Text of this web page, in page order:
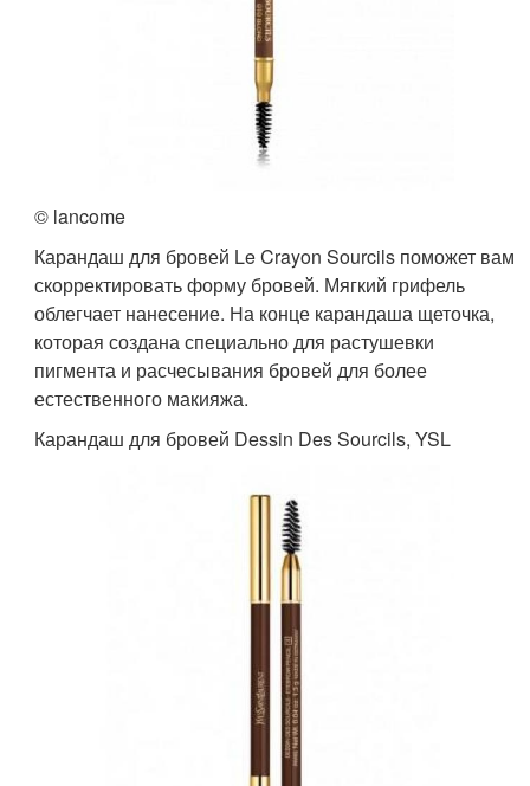
© lancome
Карандаш для бровей Le Crayon Sourcils поможет вам
скорректировать форму бровей. Мягкий грифель
облегчает нанесение. На конце карандаша щеточка,
которая создана специально для растушевки
пигмента и расчесывания бровей для более
естественного макияжа.
Карандаш для бровей Dessin Des Sourcils, YSL